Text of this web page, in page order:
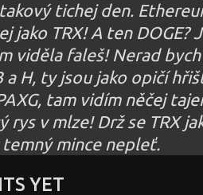
tichej den.
jako TRX! A ten
viděla faleš! Nerad
a H, ty jsou jako opičí
tam vidím něčej
rys v mlze! Drž se TRX
mince nepleť.
YET